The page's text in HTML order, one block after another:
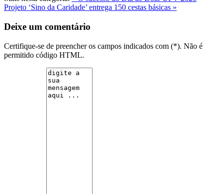
Projeto ‘Sino da Caridade’ entrega 150 cestas básicas »
Deixe um comentário
Certifique-se de preencher os campos indicados com (*). Não é
permitido código HTML.